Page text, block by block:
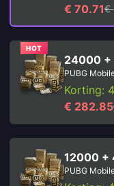
€ 70.71€
HOT
24000 +
PUBG
Korting:
€ 282.85
12000 +
PUBG